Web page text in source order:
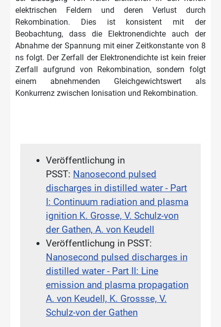
elektrischen Feldern und deren Verlust durch
Rekombination. Dies ist konsistent mit der
Beobachtung, dass die Elektronendichte auch der
Abnahme der Spannung mit einer Zeitkonstante von 8
ns folgt. Der Zerfall der Elektronendichte ist kein freier
Zerfall aufgrund von Rekombination, sondern folgt
einem abnehmenden Gleichgewichtswert als
Konkurrenz zwischen Ionisation und Rekombination.
Veröffentlichung in
PSST: Nanosecond pulsed
discharges in distilled water - Part
I: Continuum radiation and plasma
ignition K. Grosse, V. Schulz-von
der Gathen, A. von Keudell
Veröffentlichung in PSST:
Nanosecond pulsed discharges in
distilled water - Part II: Line
emission and plasma propagation
A. von Keudell, K. Grossse, V.
Schulz-von der Gathen